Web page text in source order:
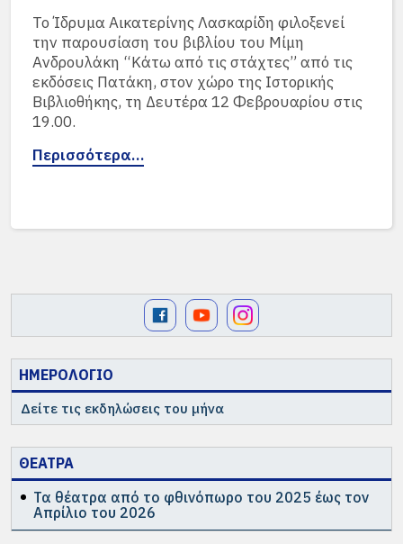
ΗΜΕΡΟΛΟΓΙΟ
Δείτε τις εκδηλώσεις του μήνα
ΘΕΑΤΡΑ
Τα θέατρα από το φθινόπωρο του 2025 έως τον
Απρίλιο του 2026
Το Ίδρυμα Αικατερίνης Λασκαρίδη φιλοξενεί
την παρουσίαση του βιβλίου του Μίμη
Ανδρουλάκη “Κάτω από τις στάχτες” από τις
εκδόσεις Πατάκη, στον χώρο της Ιστορικής
Βιβλιοθήκης, τη Δευτέρα 12 Φεβρουαρίου στις
19.00.
Περισσότερα…